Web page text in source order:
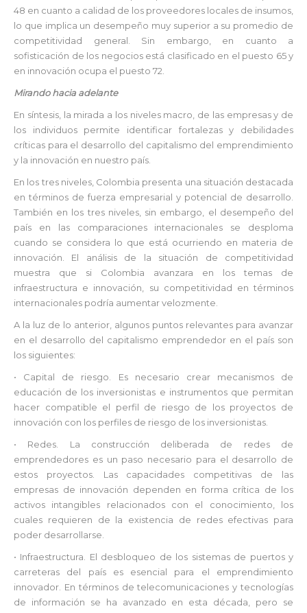
48 en cuanto a calidad de los proveedores locales de insumos,
lo que implica un desempeño muy superior a su promedio de
competitividad general. Sin embargo, en cuanto a
sofisticación de los negocios está clasificado en el puesto 65 y
en innovación ocupa el puesto 72.
Mirando hacia adelante
En síntesis, la mirada a los niveles macro, de las empresas y de
los individuos permite identificar fortalezas y debilidades
críticas para el desarrollo del capitalismo del emprendimiento
y la innovación en nuestro país.
En los tres niveles, Colombia presenta una situación destacada
en términos de fuerza empresarial y potencial de desarrollo.
También en los tres niveles, sin embargo, el desempeño del
país en las comparaciones internacionales se desploma
cuando se considera lo que está ocurriendo en materia de
innovación. El análisis de la situación de competitividad
muestra que si Colombia avanzara en los temas de
infraestructura e innovación, su competitividad en términos
internacionales podría aumentar velozmente.
A la luz de lo anterior, algunos puntos relevantes para avanzar
en el desarrollo del capitalismo emprendedor en el país son
los siguientes:
• Capital de riesgo. Es necesario crear mecanismos de
educación de los inversionistas e instrumentos que permitan
hacer compatible el perfil de riesgo de los proyectos de
innovación con los perfiles de riesgo de los inversionistas.
• Redes. La construcción deliberada de redes de
emprendedores es un paso necesario para el desarrollo de
estos proyectos. Las capacidades competitivas de las
empresas de innovación dependen en forma crítica de los
activos intangibles relacionados con el conocimiento, los
cuales requieren de la existencia de redes efectivas para
poder desarrollarse.
• Infraestructura. El desbloqueo de los sistemas de puertos y
carreteras del país es esencial para el emprendimiento
innovador. En términos de telecomunicaciones y tecnologías
de información se ha avanzado en esta década, pero se